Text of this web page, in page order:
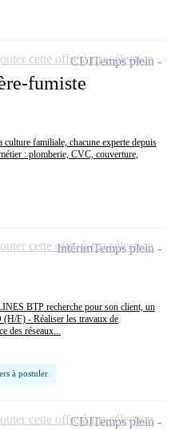
fumiste
familiale, chacune experte depuis
: plomberie, CVC, couverture,
CDITemps plein
cette offre à ma sélection
BTP recherche pour son client, un
F) - Réaliser les travaux de
des réseaux...
à postuler
IntérimTemps plein
cette offre à ma sélection
CDITemps plein
cette offre à ma sélection